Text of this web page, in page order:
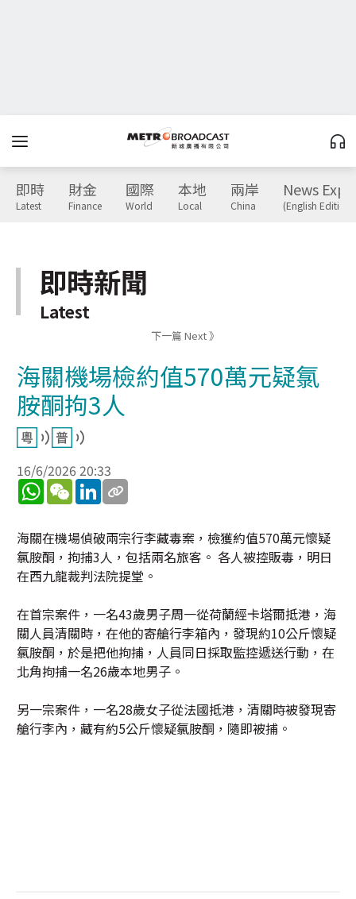
即時
Latest
財金
Finance
國際
World
本地
Local
兩岸
China
News
(English Edition)
即時新聞
Latest
下一篇 Next 》
海關機場檢約值570萬元疑氯
胺酮拘3人
16/6/2026 20:33
WhatsApp
WeChatLinkedIn
海關在機場偵破兩宗行李藏毒案，檢獲約值570萬元懷疑
氯胺酮，拘捕3人，包括兩名旅客。 各人被控販毒，明日
在西九龍裁判法院提堂。
在首宗案件，一名43歲男子周一從荷蘭經卡塔爾抵港，海
關人員清關時，在他的寄艙行李箱內，發現約10公斤懷疑
氯胺酮，於是把他拘捕，人員同日採取監控遞送行動，在
北角拘捕一名26歲本地男子。
另一宗案件，一名28歲女子從法國抵港，清關時被發現寄
艙行李內，藏有約5公斤懷疑氯胺酮，隨即被捕。